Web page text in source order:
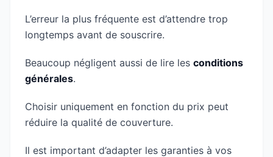
L’erreur la plus fréquente est d’attendre trop
longtemps avant de souscrire.
Beaucoup négligent aussi de lire les conditions
générales.
Choisir uniquement en fonction du prix peut
réduire la qualité de couverture.
Il est important d’adapter les garanties à vos